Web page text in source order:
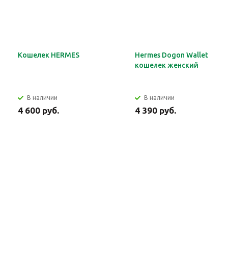
Кошелек HERMES
В наличии
4 600 руб.
Hermes Dogon Wallet
кошелек женский
В наличии
4 390 руб.